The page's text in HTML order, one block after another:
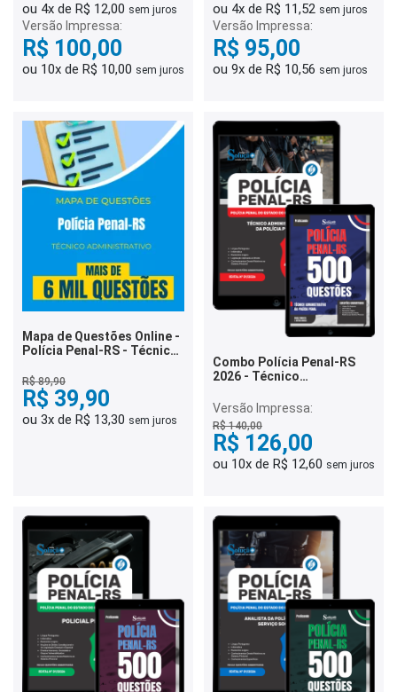
ou 4x de R$ 12,00 sem juros
Versão Impressa:
R$ 100,00
ou 10x de R$ 10,00 sem juros
ou 4x de R$ 11,52 sem juros
Versão Impressa:
R$ 95,00
ou 9x de R$ 10,56 sem juros
Mapa de Questões Online -
Polícia Penal-RS - Técnico
Penal - 6 Mil Questões
R$ 89,90
R$ 39,90
ou 3x de R$ 13,30 sem juros
Combo Polícia Penal-RS
2026 - Técnico
Penal
Versão Impressa:
R$ 140,00
R$ 126,00
ou 10x de R$ 12,60 sem juros